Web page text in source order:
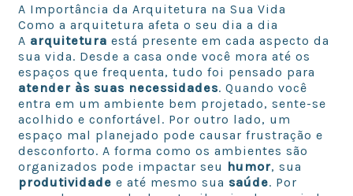
A Importância da Arquitetura na Sua Vida
Como a arquitetura afeta o seu dia a dia
A arquitetura está presente em cada aspecto da
sua vida. Desde a casa onde você mora até os
espaços que frequenta, tudo foi pensado para
atender às suas necessidades. Quando você
entra em um ambiente bem projetado, sente-se
acolhido e confortável. Por outro lado, um
espaço mal planejado pode causar frustração e
desconforto. A forma como os ambientes são
organizados pode impactar seu humor, sua
produtividade e até mesmo sua saúde. Por